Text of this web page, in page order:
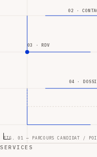
02 ·
03 · RDV
04 ·
FIG. 01 — PARCOURS CANDIDAT /
SERVICES